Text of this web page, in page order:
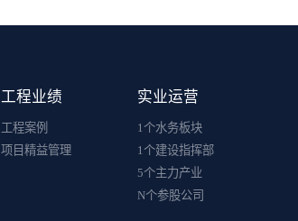
工程业绩
工程案例
项目精益管理
实业运营
1个水务板块
1个建设指挥部
5个主力产业
N个参股公司